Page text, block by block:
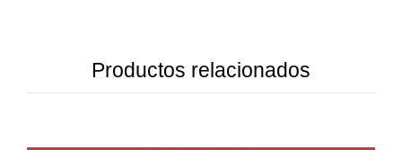
Productos relacionados